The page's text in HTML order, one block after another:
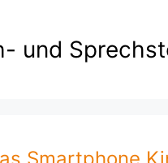
und
Smartphone